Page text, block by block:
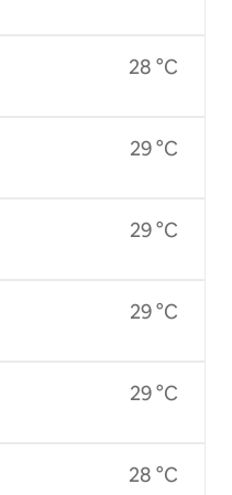
28 °C
29 °C
29 °C
29 °C
29 °C
28 °C